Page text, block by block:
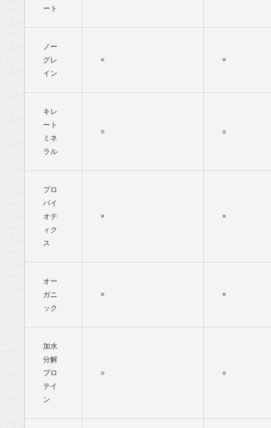
ート
ノー
グレ
イン
× ×
キレ
ート
ミネ
ラル
○ ○
プロ
バイ
オテ
ィク
ス
× ×
オー
ガニ
ック
× ×
加水
分解
プロ
テイ
ン
○ ○